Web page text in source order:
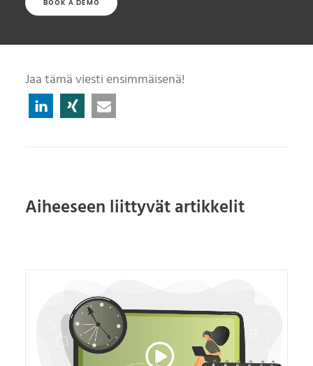
BOOK A DEMO
Jaa tämä viesti ensimmäisenä!
Aiheeseen liittyvät artikkelit